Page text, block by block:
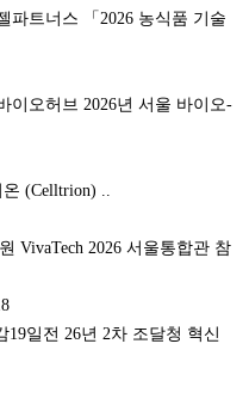
파트너스 「2026 농식품 기술
이오허브 2026년 서울 바이오-
(Celltrion) ..
VivaTech 2026 서울통합관 참
일전 26년 2차 조달청 혁신